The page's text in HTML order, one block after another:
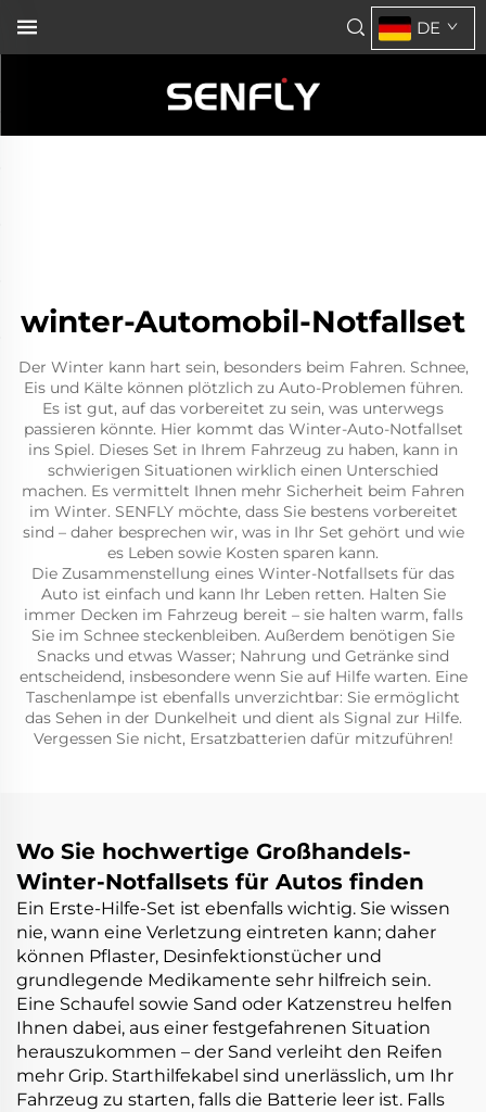
DE
winter-Automobil-Notfallset
Der Winter kann hart sein, besonders beim Fahren. Schnee,
Eis und Kälte können plötzlich zu Auto-Problemen führen.
Es ist gut, auf das vorbereitet zu sein, was unterwegs
passieren könnte. Hier kommt das Winter-Auto-Notfallset
ins Spiel. Dieses Set in Ihrem Fahrzeug zu haben, kann in
schwierigen Situationen wirklich einen Unterschied
machen. Es vermittelt Ihnen mehr Sicherheit beim Fahren
im Winter. SENFLY möchte, dass Sie bestens vorbereitet
sind – daher besprechen wir, was in Ihr Set gehört und wie
es Leben sowie Kosten sparen kann.
Die Zusammenstellung eines Winter-Notfallsets für das
Auto ist einfach und kann Ihr Leben retten. Halten Sie
immer Decken im Fahrzeug bereit – sie halten warm, falls
Sie im Schnee steckenbleiben. Außerdem benötigen Sie
Snacks und etwas Wasser; Nahrung und Getränke sind
entscheidend, insbesondere wenn Sie auf Hilfe warten. Eine
Taschenlampe ist ebenfalls unverzichtbar: Sie ermöglicht
das Sehen in der Dunkelheit und dient als Signal zur Hilfe.
Vergessen Sie nicht, Ersatzbatterien dafür mitzuführen!
Wo Sie hochwertige Großhandels-
Winter-Notfallsets für Autos finden
Ein Erste-Hilfe-Set ist ebenfalls wichtig. Sie wissen
nie, wann eine Verletzung eintreten kann; daher
können Pflaster, Desinfektionstücher und
grundlegende Medikamente sehr hilfreich sein.
Eine Schaufel sowie Sand oder Katzenstreu helfen
Ihnen dabei, aus einer festgefahrenen Situation
herauszukommen – der Sand verleiht den Reifen
mehr Grip. Starthilfekabel sind unerlässlich, um Ihr
Fahrzeug zu starten, falls die Batterie leer ist. Falls